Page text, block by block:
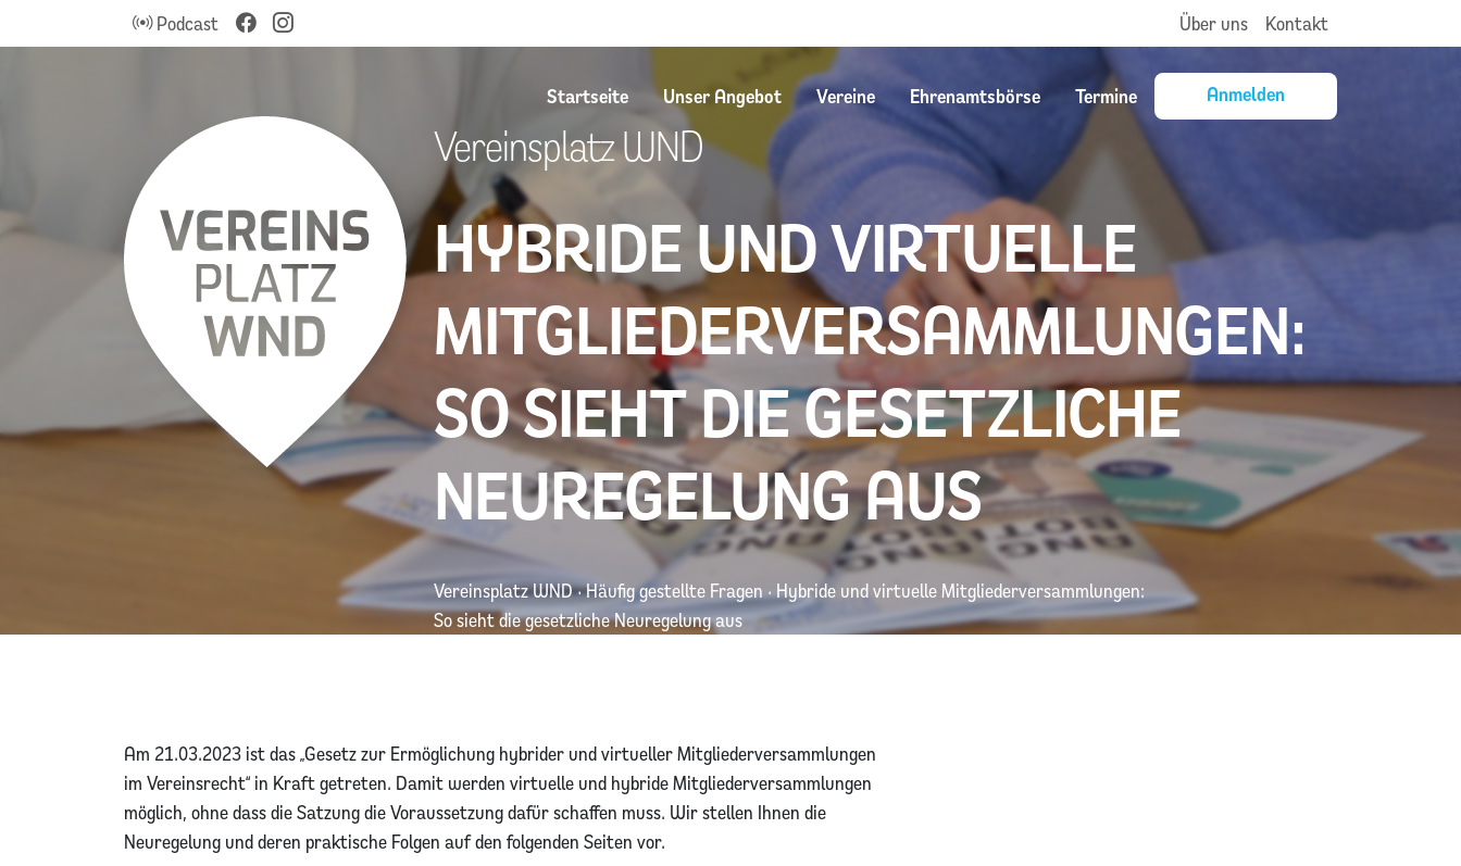
Podcast Über uns Kontakt
Startseite Unser Angebot Vereine Ehrenamtsbörse Termine Anmelden
HYBRIDE UND VIRTUELLE
MITGLIEDERVERSAMMLUNGEN:
SO SIEHT DIE GESETZLICHE
NEUREGELUNG AUS
Vereinsplatz WND
Vereinsplatz WND·Häufig gestellte Fragen ·Hybride und virtuelle Mitgliederversammlungen:
So sieht die gesetzliche Neuregelung aus
Am 21.03.2023 ist das „Gesetz zur Ermöglichung hybrider und virtueller Mitgliederversammlungen
im Vereinsrecht“ in Kraft getreten. Damit werden virtuelle und hybride Mitgliederversammlungen
möglich, ohne dass die Satzung die Voraussetzung dafür schaffen muss. Wir stellen Ihnen die
Neuregelung und deren praktische Folgen auf den folgenden Seiten vor.